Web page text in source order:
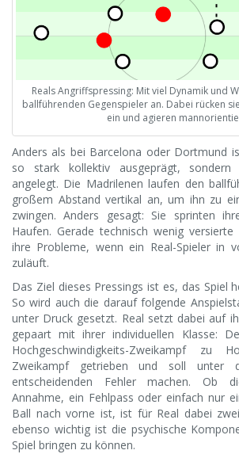
Reals Angriffspressing: Mit viel Dynamik und
ballführenden Gegenspieler an. Dabei rücken
ein und agieren
Anders als bei Barcelona oder Dortmund
so stark kollektiv ausgeprägt, sondern
angelegt. Die Madrilenen laufen den
großem Abstand vertikal an, um ihn zu
zwingen. Anders gesagt: Sie sprinten
Haufen. Gerade technisch wenig versierte
ihre Probleme, wenn ein Real-Spieler in
zuläuft.
Das Ziel dieses Pressings ist es, das Spiel
So wird auch die darauf folgende
unter Druck gesetzt. Real setzt dabei auf
gepaart mit ihrer individuellen Klasse:
Hochgeschwindigkeits-Zweikampf zu
Zweikampf getrieben und soll unter
entscheidenden Fehler machen. Ob
Annahme, ein Fehlpass oder einfach nur
Ball nach vorne ist, ist für Real dabei
ebenso wichtig ist die psychische
Spiel bringen zu können.